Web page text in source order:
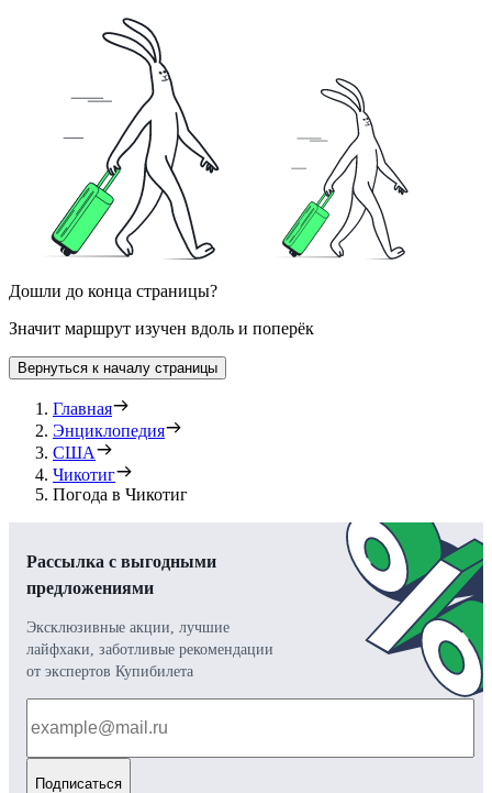
Дошли до конца страницы?
Значит маршрут изучен вдоль и поперёк
Вернуться к началу страницы
Главная
Энциклопедия
США
Чикотиг
Погода в Чикотиг
Рассылка с выгодными
предложениями
Эксклюзивные акции, лучшие
лайфхаки, заботливые рекомендации
от экспертов Купибилета
Подписаться